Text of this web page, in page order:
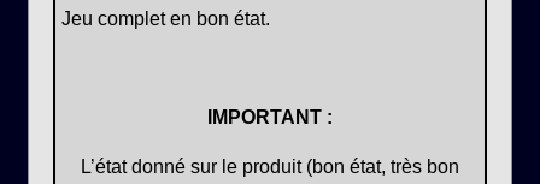
Jeu complet en bon état.
IMPORTANT :
L’état donné sur le produit (bon état, très bon